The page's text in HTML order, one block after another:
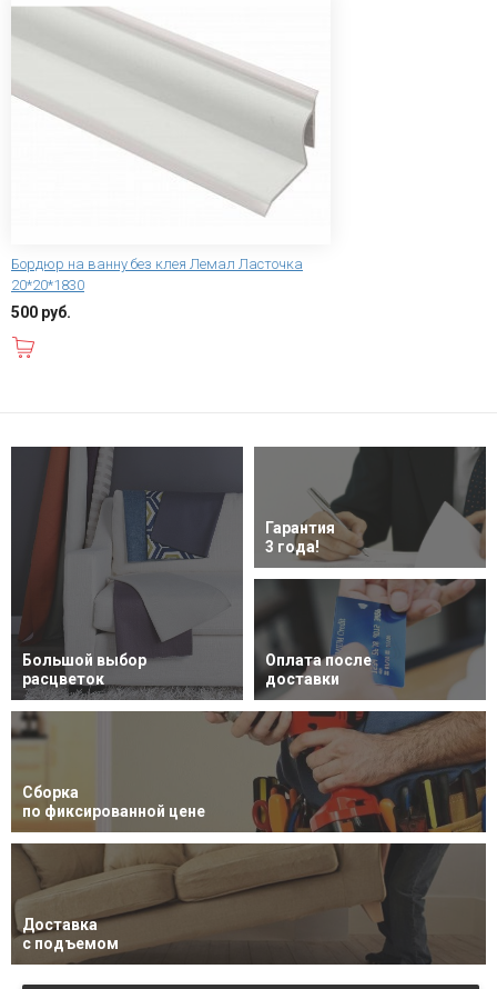
Бордюр на ванну без клея Лемал Ласточка
20*20*1830
500 руб.
Большой выбор
расцветок
Гарантия
3 года!
Оплата после
доставки
Сборка
по фиксированной цене
Доставка
с подъемом